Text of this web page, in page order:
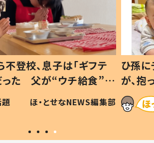
登校、息子は「ギフテ
った 父が“ウチ給食”を
ける理由とは #令和の親
ほ・とせなNEWS編集部
ひ孫
が、
「涙が
い」